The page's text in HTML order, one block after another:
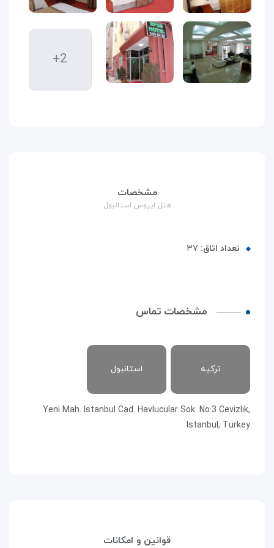
+2
مشخصات
هتل ایپوس استانبول
تعداد اتاق: ۳۷
مشخصات تماس
ترکیه استانبول
Yeni Mah. Istanbul Cad. Havlucular Sok. No:3 Cevizlik,
Istanbul, Turkey
قوانین و امکانات